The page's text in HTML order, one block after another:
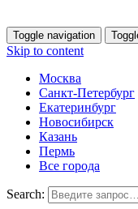
Toggle navigation
Skip to content
Москва
Санкт-Петербург
Екатеринбург
Новосибирск
Казань
Пермь
Все города
Search: